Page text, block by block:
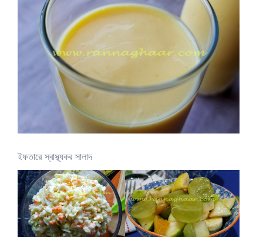
ইফতারে স্বাস্থ্যকর সালাদ